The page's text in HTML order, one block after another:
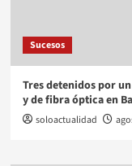
Sucesos
Tres detenidos por
y de fibra óptica en
soloactualidad